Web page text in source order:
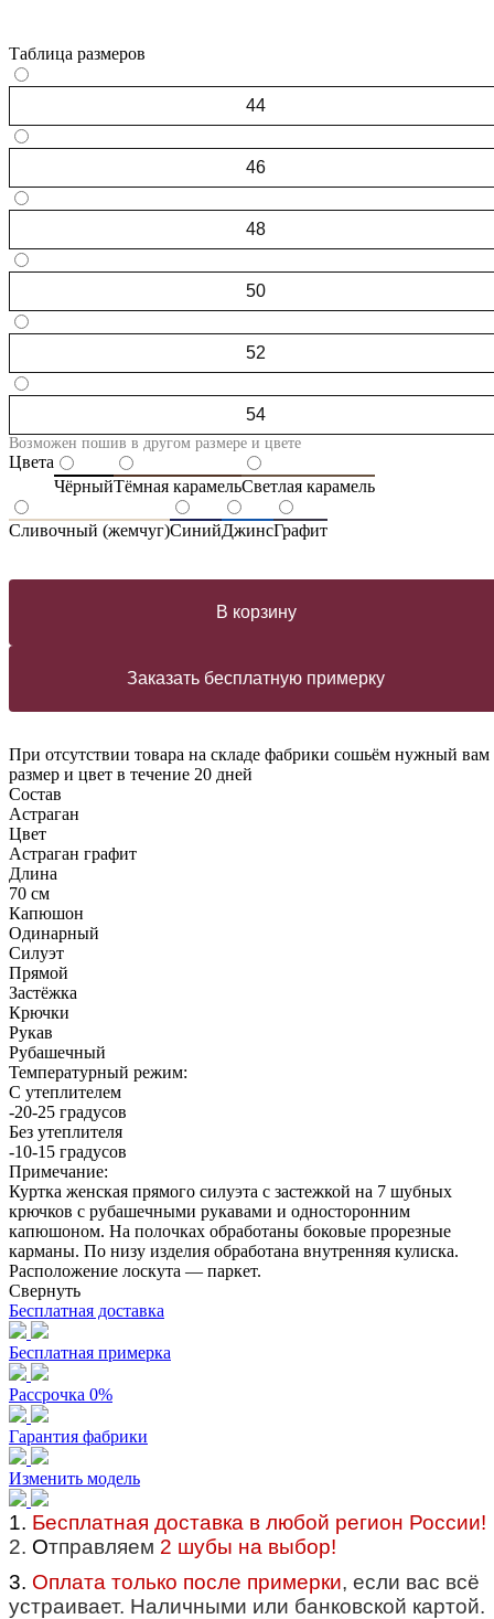
Таблица размеров
44
46
48
50
52
54
Возможен пошив в другом размере и цвете
Цвета
ЧёрныйТёмная карамельСветлая карамель
Сливочный (жемчуг)СинийДжинсГрафит
В корзину
Заказать бесплатную примерку
При отсутствии товара на складе фабрики сошьём нужный вам
размер и цвет в течение 20 дней
Состав
Астраган
Цвет
Астраган графит
Длина
70 см
Капюшон
Одинарный
Силуэт
Прямой
Застёжка
Крючки
Рукав
Рубашечный
Температурный режим:
С утеплителем
-20-25 градусов
Без утеплителя
-10-15 градусов
Примечание:
Куртка женская прямого силуэта с застежкой на 7 шубных
крючков с рубашечными рукавами и односторонним
капюшоном. На полочках обработаны боковые прорезные
карманы. По низу изделия обработана внутренняя кулиска.
Расположение лоскута — паркет.
Свернуть
Бесплатная доставка
Бесплатная примерка
Рассрочка 0%
Гарантия фабрики
Изменить модель
1. Бесплатная доставка в любой регион России!
2. Отправляем 2 шубы на выбор!
3. Оплата только после примерки, если вас всё
устраивает. Наличными или банковской картой.